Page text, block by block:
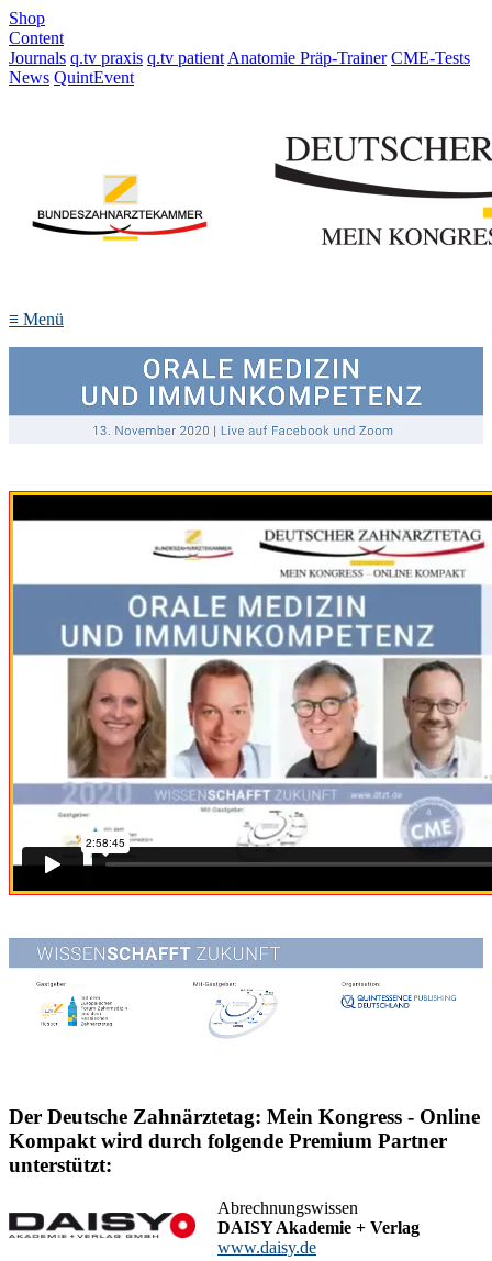
Shop
Content
Journals q.tv praxis q.tv patient Anatomie Präp-Trainer CME-Tests
News QuintEvent
≡ Menü
Der Deutsche Zahnärztetag: Mein Kongress - Online
Kompakt wird durch folgende Premium Partner
unterstützt:
Abrechnungswissen
DAISY Akademie + Verlag
www.daisy.de